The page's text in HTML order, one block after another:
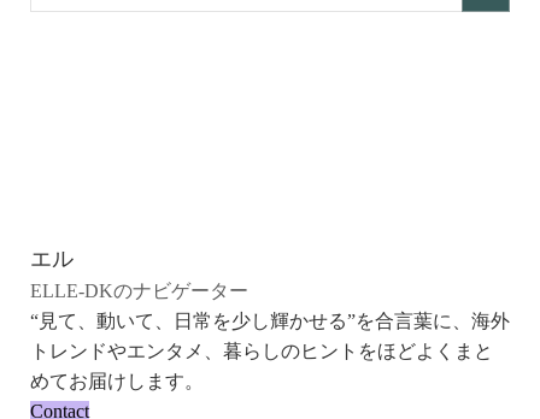
エル
ELLE-DKのナビゲーター
“見て、動いて、日常を少し輝かせる”を合言葉に、海外
トレンドやエンタメ、暮らしのヒントをほどよくまと
めてお届けします。
Contact